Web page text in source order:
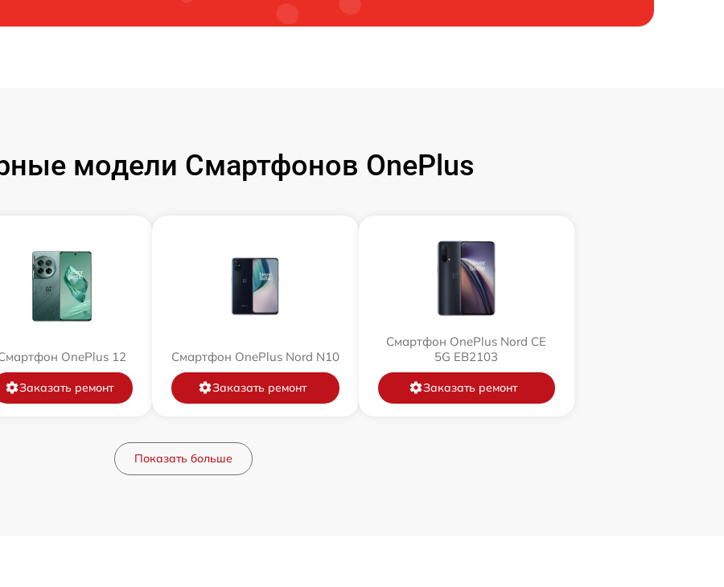
модели Смартфонов OnePlus
OnePlus 12
Заказать ремонт
Смартфон OnePlus Nord N10
Заказать ремонт
Смартфон OnePlus Nord CE
5G EB2103
Заказать ремонт
Показать больше